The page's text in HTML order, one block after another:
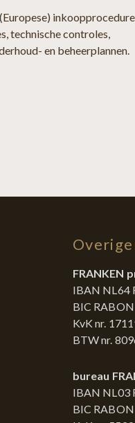
technische controles,
en beheerplannen.
FRANKEN
IBAN NL64
BIC
KvK nr.
BTW nr.
bureau
IBAN NL03
BIC